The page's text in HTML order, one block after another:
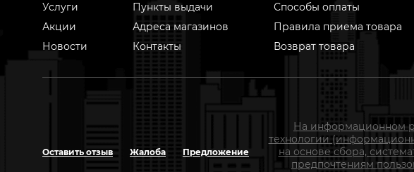
Услуги
Акции
Новости
Пункты выдачи
Адреса магазинов
Контакты
Способы оплаты
Правила приема товара
Возврат товара
Оставить отзыв Жалоба Предложение
На информационном
технологии
на основе сбора,
предпочтениям